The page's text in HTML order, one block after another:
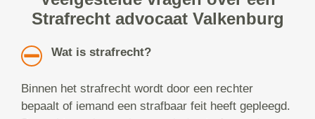
Strafrecht advocaat Valkenburg
Wat is strafrecht?
Binnen het strafrecht wordt door een rechter
bepaalt of iemand een strafbaar feit heeft gepleegd.